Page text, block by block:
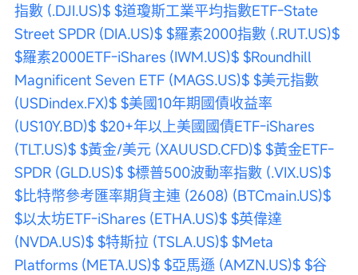
指數 (.DJI.US)$ $道瓊斯工業平均指數ETF-State
Street SPDR (DIA.US)$ $羅素2000指數 (.RUT.US)$
$羅素2000ETF-iShares (IWM.US)$ $Roundhill
Magnificent Seven ETF (MAGS.US)$ $美元指數
(USDindex.FX)$ $美國10年期國債收益率
(US10Y.BD)$ $20+年以上美國國債ETF-iShares
(TLT.US)$ $黃金/美元 (XAUUSD.CFD)$ $黃金ETF-
SPDR (GLD.US)$ $標普500波動率指數 (.VIX.US)$
$比特幣參考匯率期貨主連 (2608) (BTCmain.US)$
$以太坊ETF-iShares (ETHA.US)$ $英偉達
(NVDA.US)$ $特斯拉 (TSLA.US)$ $Meta
Platforms (META.US)$ $亞馬遜 (AMZN.US)$ $谷